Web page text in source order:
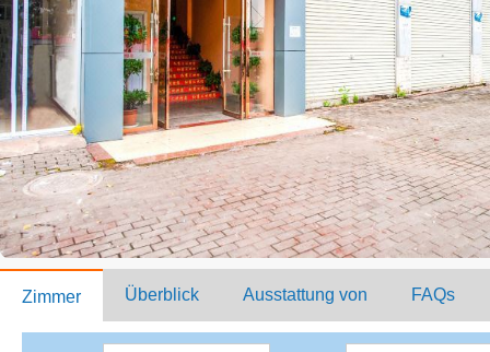
Zimmer Überblick Ausstattung von FAQs